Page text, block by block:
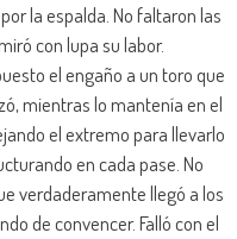
la espalda. No faltaron las
con lupa su labor.
el engaño a un toro que
mientras lo mantenía en el
el extremo para llevarlo
en cada pase. No
verdaderamente llegó a los
de convencer. Falló con el